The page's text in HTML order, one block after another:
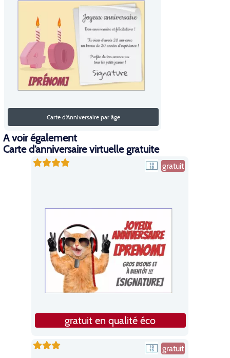
Carte d'Anniversaire par âge
A voir également
Carte d’anniversaire virtuelle gratuite
gratuit
gratuit en qualité éco
gratuit